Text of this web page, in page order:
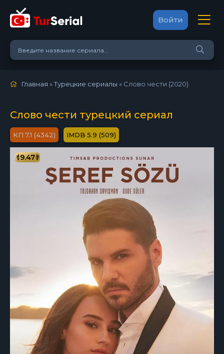
Войти
Главная »Турецкие сериалы » Слово чести (2020)
Слово чести турецкий сериал
7.1 (4342) 5.9 (509)
9.47